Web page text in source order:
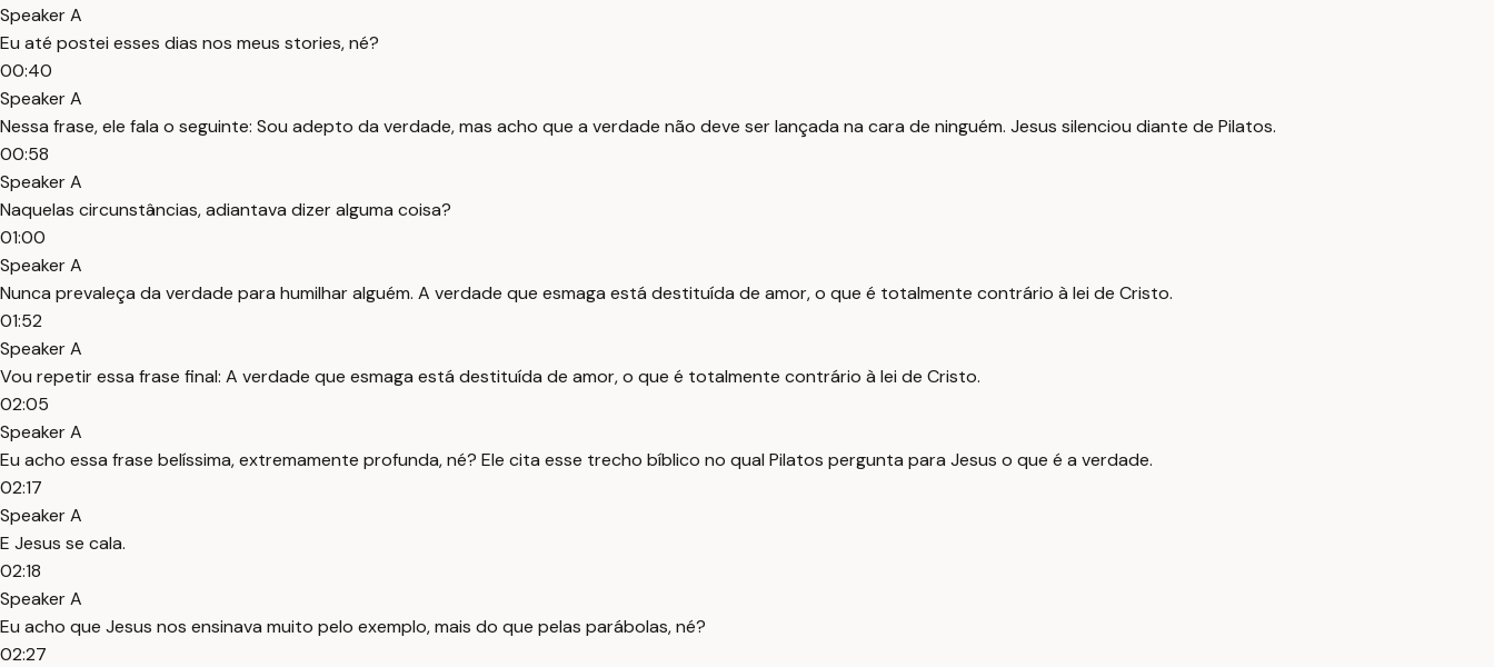
Speaker A
Eu até postei esses dias nos meus stories, né?
00:40
Speaker A
Nessa frase, ele fala o seguinte: Sou adepto da verdade, mas acho que a verdade não deve ser lançada na cara de ninguém. Jesus silenciou diante de Pilatos.
00:58
Speaker A
Naquelas circunstâncias, adiantava dizer alguma coisa?
01:00
Speaker A
Nunca prevaleça da verdade para humilhar alguém. A verdade que esmaga está destituída de amor, o que é totalmente contrário à lei de Cristo.
01:52
Speaker A
Vou repetir essa frase final: A verdade que esmaga está destituída de amor, o que é totalmente contrário à lei de Cristo.
02:05
Speaker A
Eu acho essa frase belíssima, extremamente profunda, né? Ele cita esse trecho bíblico no qual Pilatos pergunta para Jesus o que é a verdade.
02:17
Speaker A
E Jesus se cala.
02:18
Speaker A
Eu acho que Jesus nos ensinava muito pelo exemplo, mais do que pelas parábolas, né?
02:27